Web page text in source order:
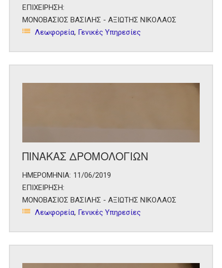
ΕΠΙΧΕΙΡΗΣΗ:
ΜΟΝΟΒΑΣΙΟΣ ΒΑΣΙΛΗΣ - ΑΞΙΩΤΗΣ ΝΙΚΟΛΑΟΣ
Λεωφορεία, Γενικές Υπηρεσίες
ΠΙΝΑΚΑΣ ΔΡΟΜΟΛΟΓΙΩΝ
ΗΜΕΡΟΜΗΝΙΑ: 11/06/2019
ΕΠΙΧΕΙΡΗΣΗ:
ΜΟΝΟΒΑΣΙΟΣ ΒΑΣΙΛΗΣ - ΑΞΙΩΤΗΣ ΝΙΚΟΛΑΟΣ
Λεωφορεία, Γενικές Υπηρεσίες